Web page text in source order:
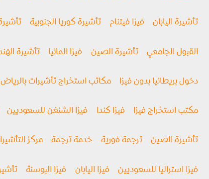
تأشيرة اليابان فيزا فيتنام تأشيرة كوريا الجنوبية
القبول الجامعي تأشيرة الصين فيزا المانيا تأشيرة
دخول بريطانيا بدون فيزا مكاتب استخراج تأشيرات بالرياض
مكتب استخراج فيزا فيزا كندا فيزا الشنغن للسعوديين
تأشيرة الصين ترجمة فورية خدمة ترجمة مركز
فيزا استراليا للسعوديين فيزا اليابان فيزا البوسنة